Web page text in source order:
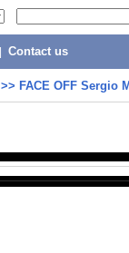
Contact us
>> FACE OFF Sergio